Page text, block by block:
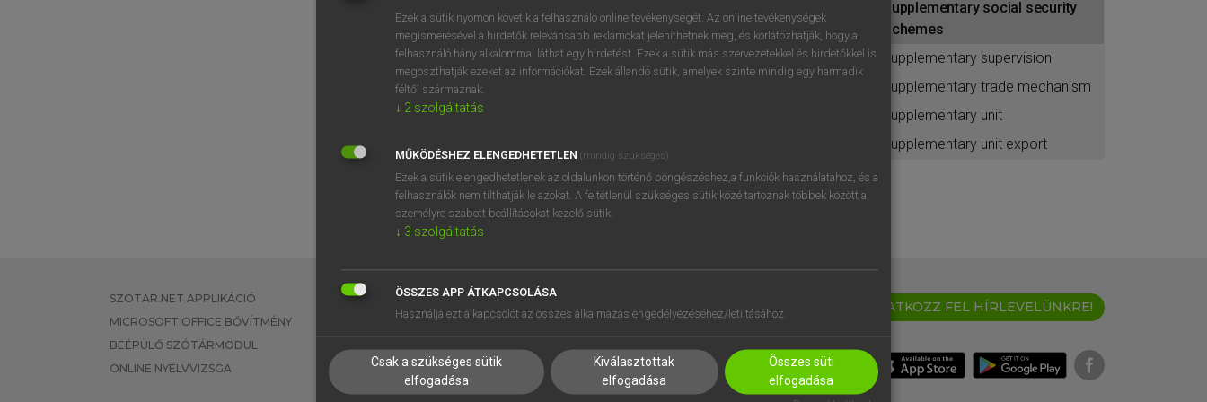
BELÉPÉS
regisztrálok ésbelépek.
REGISZTRÁCIÓ
supplementary social security
schemes
supplementary supervision
supplementary trade mechanism
supplementary unit
supplementary unit export
SZOTAR.NET APPLIKÁCIÓ
MICROSOFT OFFICE BŐVÍTMÉNY
BEÉPÜLŐ SZÓTÁRMODUL
ONLINE NYELVVIZSGA
EGYÉNI FELHASZNÁLÓKNAK
TANULÓKNAK
VÁLLALATI MEGOLDÁSOK
SÚGÓ
RÓLUNK
SÜTI BEÁLLÍTÁSOK
IRATKOZZ FEL HÍRLEVELÜNKRE!
Ezek a sütik nyomon követik a felhasználó online tevékenységét. Az online tevékenységek
megismerésével a hirdetők relevánsabb reklámokat jeleníthetnek meg, és korlátozhatják, hogy a
felhasználó hány alkalommal láthat egy hirdetést. Ezek a sütik más szervezetekkel és hirdetőkkel is
megoszthatják ezeket az információkat. Ezek állandó sütik, amelyek szinte mindig egy harmadik
féltől származnak.
↓ 2 szolgáltatás
MŰKÖDÉSHEZ ELENGEDHETETLEN (mindig szükséges)
Ezek a sütik elengedhetetlenek az oldalunkon történő böngészéshez,a funkciók használatához, és a
felhasználók nem tilthatják le azokat. A feltétlenül szükséges sütik közé tartoznak többek között a
személyre szabott beállításokat kezelő sütik.
↓ 3 szolgáltatás
ÖSSZES APP ÁTKAPCSOLÁSA
Használja ezt a kapcsolót az összes alkalmazás engedélyezéséhez/letiltásához.
Csak a szükséges sütik
elfogadása
Kiválasztottak
elfogadása
Összes süti
elfogadása